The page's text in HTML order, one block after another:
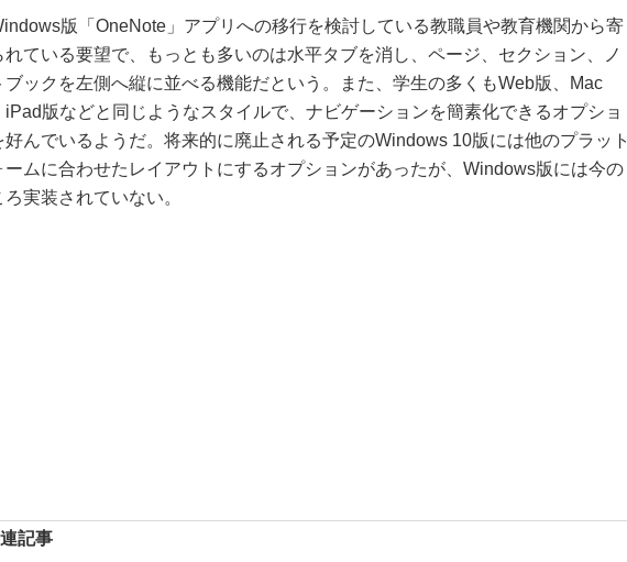
版「OneNote」アプリへの移行を検討している教職員や教育機関から寄
れている要望で、もっとも多いのは水平タブを消し、ページ、セクション、ノ
ブックを左側へ縦に並べる機能だという。また、学生の多くもWeb版、Mac
iPad版などと同じようなスタイルで、ナビゲーションを簡素化できるオプショ
好んでいるようだ。将来的に廃止される予定のWindows 10版には他のプラット
ームに合わせたレイアウトにするオプションがあったが、Windows版には今の
ろ実装されていない。
記事